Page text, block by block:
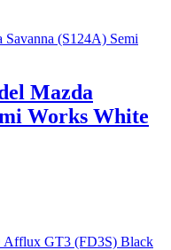
Mazda
Works White